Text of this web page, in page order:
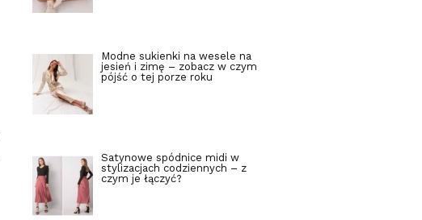
Modne sukienki na wesele na
jesień i zimę – zobacz w czym
pójść o tej porze roku
Satynowe spódnice midi w
stylizacjach codziennych – z
czym je łączyć?